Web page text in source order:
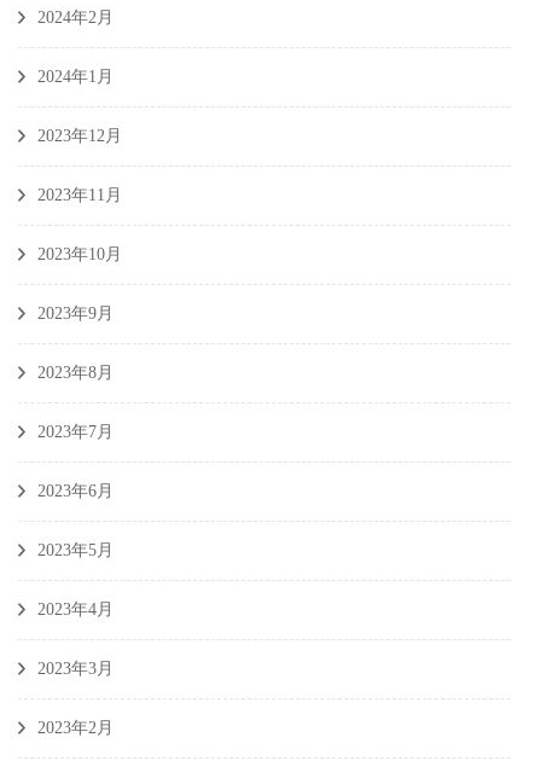
2024年2月
2024年1月
2023年12月
2023年11月
2023年10月
2023年9月
2023年8月
2023年7月
2023年6月
2023年5月
2023年4月
2023年3月
2023年2月